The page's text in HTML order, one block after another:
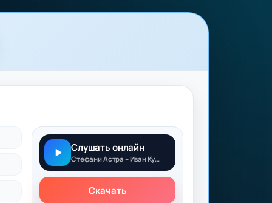
Слушать онлайн
Стефани Астра – Иван Купала
Скачать